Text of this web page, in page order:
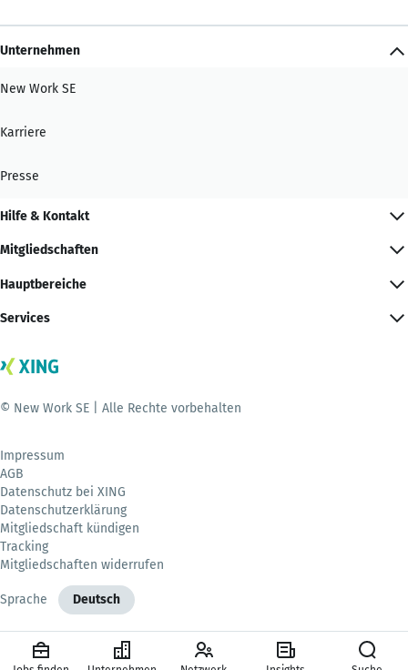
Unternehmen
New Work SE
Karriere
Presse
Hilfe & Kontakt
Mitgliedschaften
Hauptbereiche
Services
© New Work SE | Alle Rechte vorbehalten
Impressum
AGB
Datenschutz bei XING
Datenschutzerklärung
Mitgliedschaft kündigen
Tracking
Mitgliedschaften widerrufen
Sprache Deutsch